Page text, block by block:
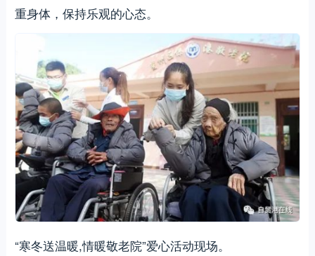
重身体，保持乐观的心态。
“寒冬送温暖,情暖敬老院”爱心活动现场。